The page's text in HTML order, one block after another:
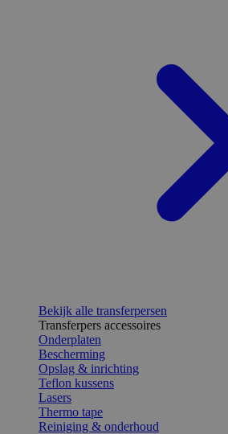
Bekijk alle transferpersen
Transferpers accessoires
Onderplaten
Bescherming
Opslag & inrichting
Teflon kussens
Lasers
Thermo tape
Reiniging & onderhoud